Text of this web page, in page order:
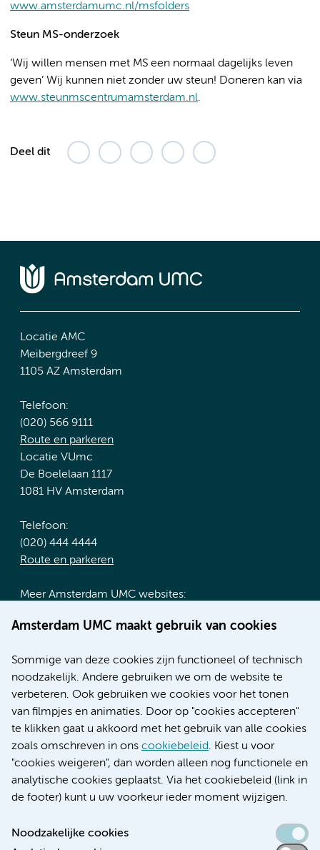
www.amsterdamumc.nl/msfolders
Steun MS-onderzoek
‘Wij willen mensen met MS een normaal dagelijks leven
geven’ Wij kunnen niet zonder uw steun! Doneren kan via
www.steunmscentrumamsterdam.nl.
Deel dit
Amsterdam UMC maakt gebruik van cookies
Sommige van deze cookies zijn functioneel of technisch
noodzakelijk. Andere gebruiken we om de website te
verbeteren. Ook gebruiken we cookies voor het tonen
van filmpjes en animaties. Door op "cookies accepteren"
te klikken gaat u akkoord met het gebruik van alle cookies
zoals omschreven in ons cookiebeleid. Kiest u voor
"cookies weigeren", dan worden alleen nog functionele en
analytische cookies geplaatst. Via het cookiebeleid (link in
de footer) kunt u uw voorkeur ieder moment wijzigen.
Noodzakelijke cookies
Locatie AMC
Meibergdreef 9
1105 AZ Amsterdam
Telefoon:
(020) 566 9111
Route en parkeren
Locatie VUmc
De Boelelaan 1117
1081 HV Amsterdam
Telefoon:
(020) 444 4444
Route en parkeren
Meer Amsterdam UMC websites:
Werken bij Amsterdam UMC
Nieuws
Research
Educatie locatie AMC
Educatie locatie VUmc
Verwijzen & diagnostiek